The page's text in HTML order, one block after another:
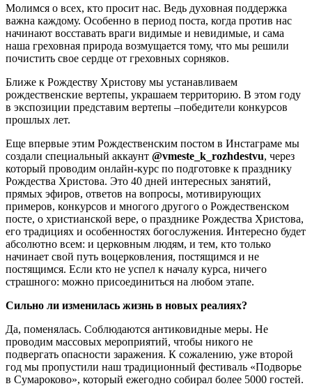
Молимся о всех, кто просит нас. Ведь духовная поддержка
важна каждому. Особенно в период поста, когда против нас
начинают восставать враги видимые и невидимые, и сама
наша греховная природа возмущается тому, что мы решили
почистить свое сердце от греховных сорняков.
Ближе к Рождеству Христову мы устанавливаем
рождественские вертепы, украшаем территорию. В этом году
в экспозиции представим вертепы –победители конкурсов
прошлых лет.
Еще впервые этим Рождественским постом в Инстаграме мы
создали специальный аккаунт @vmeste k rozhdestvu, через
который проводим онлайн-курс по подготовке к празднику
Рождества Христова. Это 40 дней интересных занятий,
прямых эфиров, ответов на вопросы, мотивирующих
примеров, конкурсов и многого другого о Рождественском
посте, о христианской вере, о празднике Рождества Христова,
его традициях и особенностях богослужения. Интересно будет
абсолютно всем: и церковным людям, и тем, кто только
начинает свой путь воцерковления, постящимся и не
постящимся. Если кто не успел к началу курса, ничего
страшного: можно присоединиться на любом этапе.
Сильно ли изменилась жизнь в новых реалиях?
Да, поменялась. Соблюдаются антиковидные меры. Не
проводим массовых мероприятий, чтобы никого не
подвергать опасности заражения. К сожалению, уже второй
год мы пропустили наш традиционный фестиваль «Подворье
в Сумароково», который ежегодно собирал более 5000 гостей.